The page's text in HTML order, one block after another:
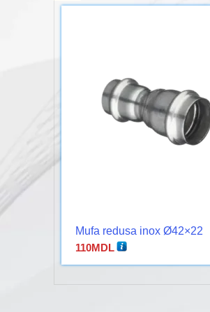
Mufa redusa inox Ø42×22
110MDL